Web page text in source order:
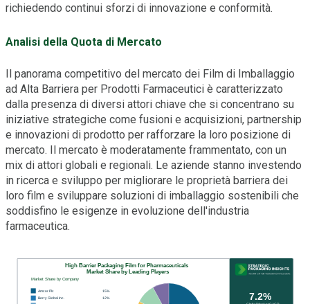
richiedendo continui sforzi di innovazione e conformità.
Analisi della Quota di Mercato
Il panorama competitivo del mercato dei Film di Imballaggio
ad Alta Barriera per Prodotti Farmaceutici è caratterizzato
dalla presenza di diversi attori chiave che si concentrano su
iniziative strategiche come fusioni e acquisizioni, partnership
e innovazioni di prodotto per rafforzare la loro posizione di
mercato. Il mercato è moderatamente frammentato, con un
mix di attori globali e regionali. Le aziende stanno investendo
in ricerca e sviluppo per migliorare le proprietà barriera dei
loro film e sviluppare soluzioni di imballaggio sostenibili che
soddisfino le esigenze in evoluzione dell'industria
farmaceutica.